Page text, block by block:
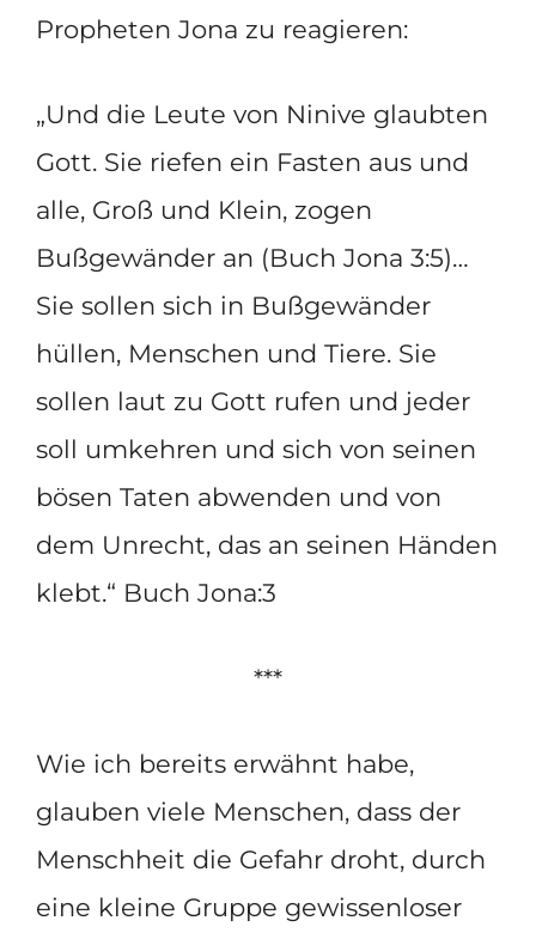
Propheten Jona zu reagieren:
„Und die Leute von Ninive glaubten
Gott. Sie riefen ein Fasten aus und
alle, Groß und Klein, zogen
Bußgewänder an (Buch Jona 3:5)…
Sie sollen sich in Bußgewänder
hüllen, Menschen und Tiere. Sie
sollen laut zu Gott rufen und jeder
soll umkehren und sich von seinen
bösen Taten abwenden und von
dem Unrecht, das an seinen Händen
klebt.“ Buch Jona:3
***
Wie ich bereits erwähnt habe,
glauben viele Menschen, dass der
Menschheit die Gefahr droht, durch
eine kleine Gruppe gewissenloser